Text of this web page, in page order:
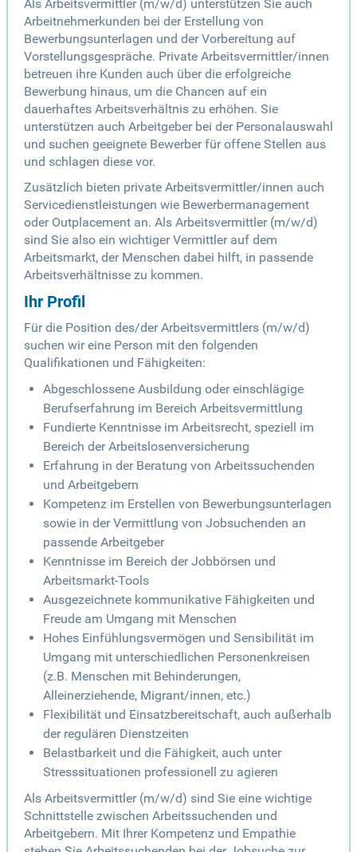
Als Arbeitsvermittler (m/w/d) unterstützen Sie auch
Arbeitnehmerkunden bei der Erstellung von
Bewerbungsunterlagen und der Vorbereitung auf
Vorstellungsgespräche. Private Arbeitsvermittler/innen
betreuen ihre Kunden auch über die erfolgreiche
Bewerbung hinaus, um die Chancen auf ein
dauerhaftes Arbeitsverhältnis zu erhöhen. Sie
unterstützen auch Arbeitgeber bei der Personalauswahl
und suchen geeignete Bewerber für offene Stellen aus
und schlagen diese vor.
Zusätzlich bieten private Arbeitsvermittler/innen auch
Servicedienstleistungen wie Bewerbermanagement
oder Outplacement an. Als Arbeitsvermittler (m/w/d)
sind Sie also ein wichtiger Vermittler auf dem
Arbeitsmarkt, der Menschen dabei hilft, in passende
Arbeitsverhältnisse zu kommen.
Ihr Profil
Für die Position des/der Arbeitsvermittlers (m/w/d)
suchen wir eine Person mit den folgenden
Qualifikationen und Fähigkeiten:
Abgeschlossene Ausbildung oder einschlägige
Berufserfahrung im Bereich Arbeitsvermittlung
Fundierte Kenntnisse im Arbeitsrecht, speziell im
Bereich der Arbeitslosenversicherung
Erfahrung in der Beratung von Arbeitssuchenden
und Arbeitgebern
Kompetenz im Erstellen von Bewerbungsunterlagen
sowie in der Vermittlung von Jobsuchenden an
passende Arbeitgeber
Kenntnisse im Bereich der Jobbörsen und
Arbeitsmarkt-Tools
Ausgezeichnete kommunikative Fähigkeiten und
Freude am Umgang mit Menschen
Hohes Einfühlungsvermögen und Sensibilität im
Umgang mit unterschiedlichen Personenkreisen
(z.B. Menschen mit Behinderungen,
Alleinerziehende, Migrant/innen, etc.)
Flexibilität und Einsatzbereitschaft, auch außerhalb
der regulären Dienstzeiten
Belastbarkeit und die Fähigkeit, auch unter
Stresssituationen professionell zu agieren
Als Arbeitsvermittler (m/w/d) sind Sie eine wichtige
Schnittstelle zwischen Arbeitssuchenden und
Arbeitgebern. Mit Ihrer Kompetenz und Empathie